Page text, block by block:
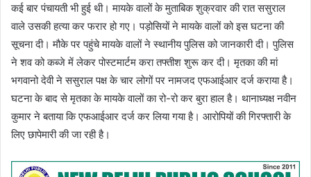
कई बार पंचायती भी हुई थी। मायके वालों के मुताबिक शुक्रवार की रात ससुराल
वाले उसकी हत्या कर फरार हो गए। पड़ोसियों ने मायके वालों को इस घटना की
सूचना दी। मौके पर पहुंचे मायके वालों ने स्थानीय पुलिस को जानकारी दी। पुलिस
ने शव को कब्जे में लेकर पोस्टमार्टम करा तफ्तीश शुरू कर दी। मृतका की मां
भगवानो देवी ने ससुराल पक्ष के चार लोगों पर नामजद एफआईआर दर्ज कराया है।
घटना के बाद से मृतका के मायके वालों का रो-रो कर बुरा हाल है। थानाध्यक्ष नवीन
कुमार ने बताया कि एफआईआर दर्ज कर लिया गया है। आरोपियों की गिरफ्तारी के
लिए छापेमारी की जा रही है।